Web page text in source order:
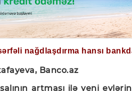
nağdlaşdırma hansı
Banco.az
artması ilə yeni